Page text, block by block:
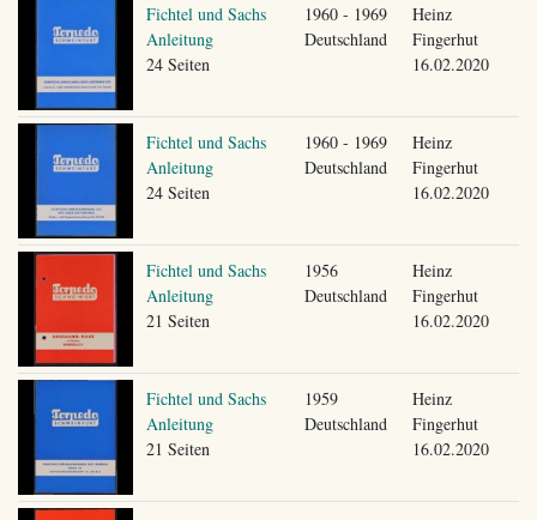
Fichtel und Sachs
Anleitung
24 Seiten
1960 - 1969
Deutschland
Heinz
Fingerhut
16.02.2020
Fichtel und Sachs
Anleitung
24 Seiten
1960 - 1969
Deutschland
Heinz
Fingerhut
16.02.2020
Fichtel und Sachs
Anleitung
21 Seiten
1956
Deutschland
Heinz
Fingerhut
16.02.2020
Fichtel und Sachs
Anleitung
21 Seiten
1959
Deutschland
Heinz
Fingerhut
16.02.2020